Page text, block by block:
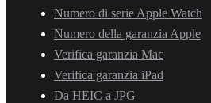
Numero di serie Apple Watch
Numero della garanzia Apple
Verifica garanzia Mac
Verifica garanzia iPad
Da HEIC a JPG